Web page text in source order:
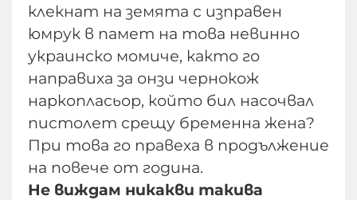
клекнат на земята с изправен
юмрук в памет на това невинно
украинско момиче, както го
направиха за онзи чернокож
наркопласьор, който бил насочвал
пистолет срещу бременна жена?
При това го правеха в продължение
на повече от година.
Не виждам никакви такива